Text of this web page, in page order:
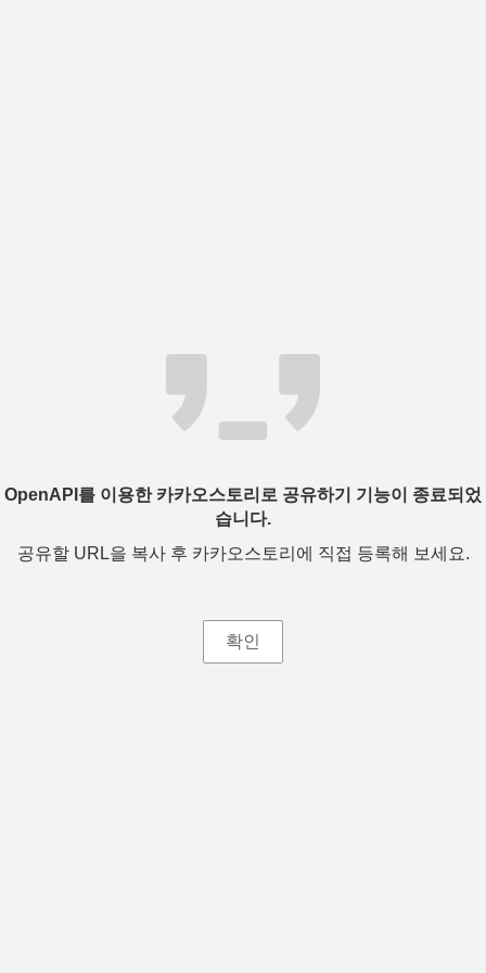
OpenAPI를 이용한 카카오스토리로 공유하기 기능이 종료되었
습니다.
공유할 URL을 복사 후 카카오스토리에 직접 등록해 보세요.
확인